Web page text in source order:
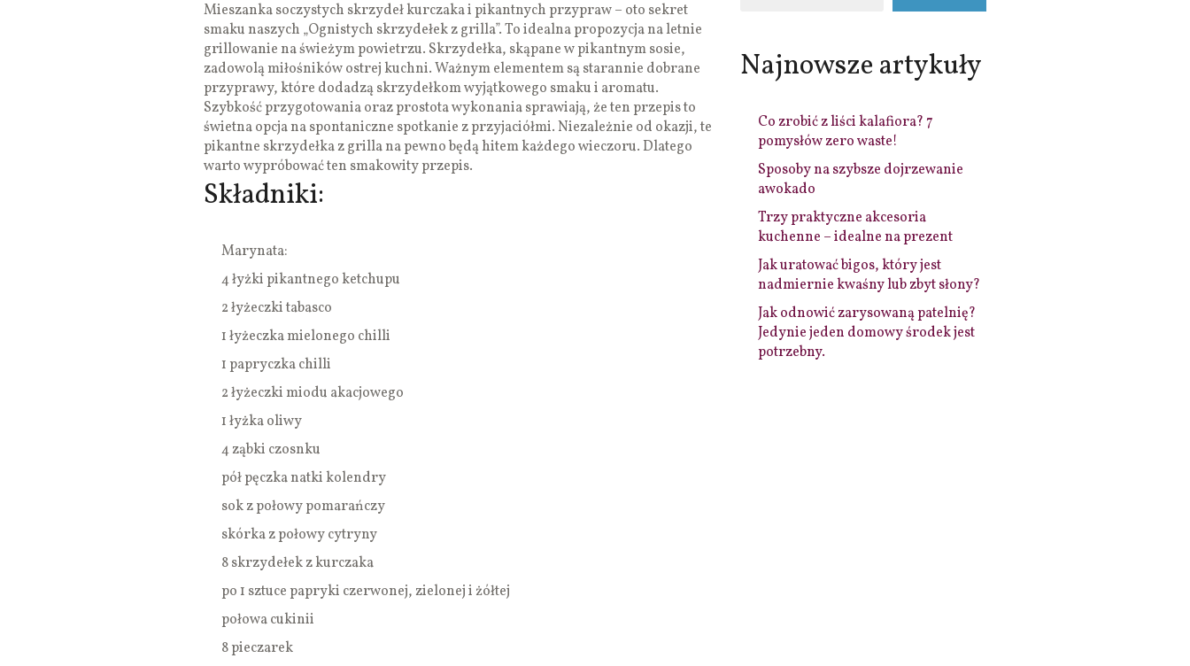
Mieszanka soczystych skrzydeł kurczaka i pikantnych przypraw – oto sekret
smaku naszych „Ognistych skrzydełek z grilla”. To idealna propozycja na letnie
grillowanie na świeżym powietrzu. Skrzydełka, skąpane w pikantnym sosie,
zadowolą miłośników ostrej kuchni. Ważnym elementem są starannie dobrane
przyprawy, które dodadzą skrzydełkom wyjątkowego smaku i aromatu.
Szybkość przygotowania oraz prostota wykonania sprawiają, że ten przepis to
świetna opcja na spontaniczne spotkanie z przyjaciółmi. Niezależnie od okazji, te
pikantne skrzydełka z grilla na pewno będą hitem każdego wieczoru. Dlatego
warto wypróbować ten smakowity przepis.
Składniki:
Marynata:
4 łyżki pikantnego ketchupu
2 łyżeczki tabasco
1 łyżeczka mielonego chilli
1 papryczka chilli
2 łyżeczki miodu akacjowego
1 łyżka oliwy
4 ząbki czosnku
pół pęczka natki kolendry
sok z połowy pomarańczy
skórka z połowy cytryny
8 skrzydełek z kurczaka
po 1 sztuce papryki czerwonej, zielonej i żółtej
połowa cukinii
8 pieczarek
Najnowsze artykuły
Co zrobić z liści kalafiora? 7
pomysłów zero waste!
Sposoby na szybsze dojrzewanie
awokado
Trzy praktyczne akcesoria
kuchenne – idealne na prezent
Jak uratować bigos, który jest
nadmiernie kwaśny lub zbyt słony?
Jak odnowić zarysowaną patelnię?
Jedynie jeden domowy środek jest
potrzebny.